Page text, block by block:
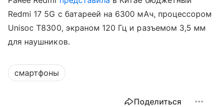
Redmi 17 5G с батареей на 6300 мАч, процессором
Unisoc T8300, экраном 120 Гц и разъемом 3,5 мм
для наушников.
смартфоны
Поделиться